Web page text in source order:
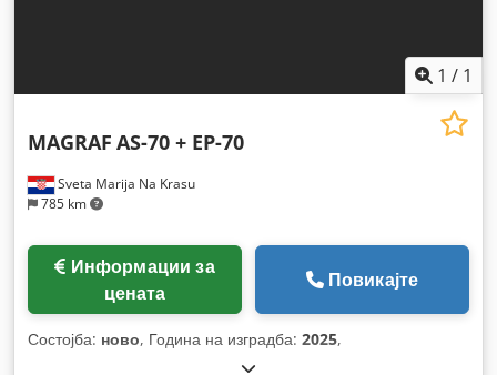
1 / 1
Sveta Marija Na Krasu
785 km
MAGRAF AS-70 + EP-70
цената
Повикајте
Состојба: ново, Година на изградба: 2025,